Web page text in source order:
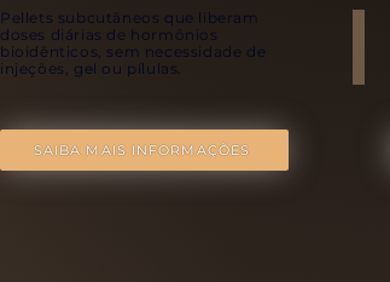
SAIBA MAIS INFORMAÇÕES
Pellets subcutâneos que liberam
doses diárias de hormônios
bioidênticos, sem necessidade de
injeções, gel ou pílulas.